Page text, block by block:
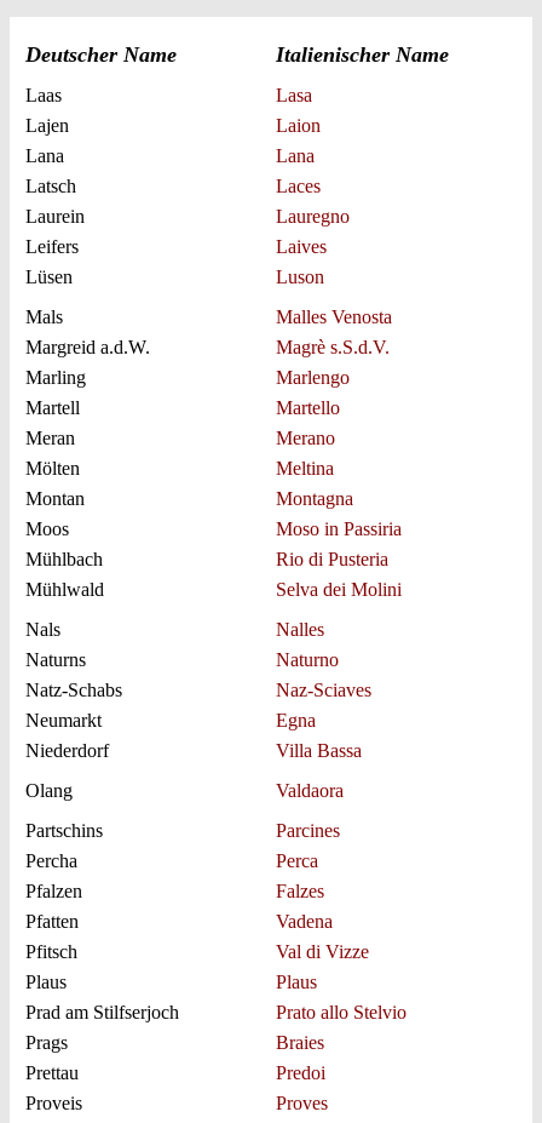
Deutscher Name Italienischer Name
Laas
Lajen
Lana
Latsch
Laurein
Leifers
Lüsen
Lasa
Laion
Lana
Laces
Lauregno
Laives
Luson
Mals
Margreid a.d.W.
Marling
Martell
Meran
Mölten
Montan
Moos
Mühlbach
Mühlwald
Malles Venosta
Magrè s.S.d.V.
Marlengo
Martello
Merano
Meltina
Montagna
Moso in Passiria
Rio di Pusteria
Selva dei Molini
Nals
Naturns
Natz-Schabs
Neumarkt
Niederdorf
Nalles
Naturno
Naz-Sciaves
Egna
Villa Bassa
Olang
Valdaora
Partschins
Percha
Pfalzen
Pfatten
Pfitsch
Plaus
Prad am Stilfserjoch
Prags
Prettau
Proveis
Parcines
Perca
Falzes
Vadena
Val di Vizze
Plaus
Prato allo Stelvio
Braies
Predoi
Proves